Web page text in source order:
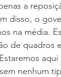
a
disso, o
na média.
de quadros
nenhum